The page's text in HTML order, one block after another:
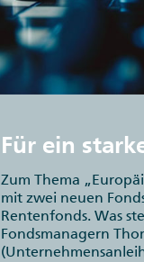
Für ein
Zum Thema
mit zwei neuen
Rentenfonds. Was
Fondsmanagern